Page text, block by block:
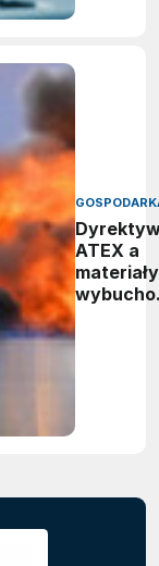
ATEX a
materiały